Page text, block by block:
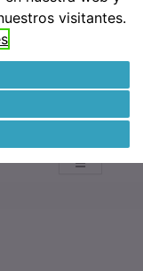
visitantes.
● 0